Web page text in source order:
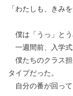
「わたしも、きみ
僕は「うっ」とう
一週間前、入学式
僕たちのクラス担
タイプだった。
自分の番が回って